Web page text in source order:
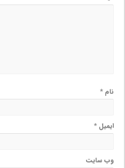
نام*
ایمیل*
وب‌ سایت